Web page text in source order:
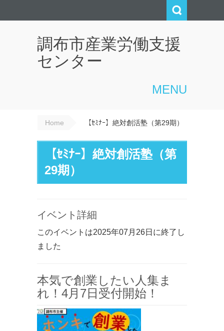
調布市産業労働支援
センター
MENU
Home 【ｾﾐﾅｰ】絶対創活塾（第29期）
【ｾﾐﾅｰ】絶対創活塾（第
29期）
イベント詳細
このイベントは2025年07月26日に終了し
ました
本気で創業したい人集ま
れ！4月7日受付開始！